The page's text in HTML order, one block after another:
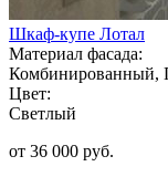
Шкаф-купе Лотал
Материал фасада:
Комбинированный,
Цвет:
Светлый
от 36 000 руб.